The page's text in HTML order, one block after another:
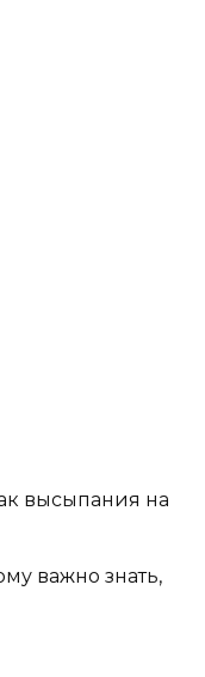
высыпания на
важно знать,